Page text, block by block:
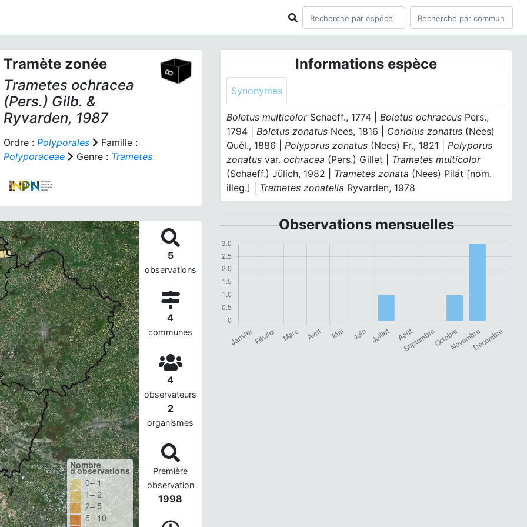
Tramète zonée
Trametes ochracea
(Pers.) Gilb. &
Ryvarden, 1987
Ordre : Polyporales
Famille :
Polyporaceae
Genre : Trametes
Nombre
d'observations
0– 1
1– 2
2– 5
5– 10
5
observations
4
communes
4
observateurs
2
organismes
Première
observation
1998
Informations espèce
Synonymes
Boletus multicolorSchaeff., 1774 |Boletus ochraceus Pers.,
1794 |Boletus zonatus Nees, 1816 | Coriolus zonatus (Nees)
Quél., 1886 |Polyporus zonatus (Nees) Fr., 1821 |Polyporus
zonatusvar. ochracea (Pers.) Gillet | Trametes multicolor
(Schaeff.) Jülich, 1982 | Trametes zonata (Nees) Pilát [nom.
illeg.] | Trametes zonatella Ryvarden, 1978
Observations mensuelles